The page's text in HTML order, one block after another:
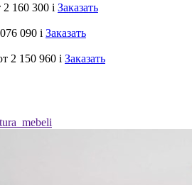
2 160 300 i Заказать
090 i Заказать
2 150 960 i Заказать